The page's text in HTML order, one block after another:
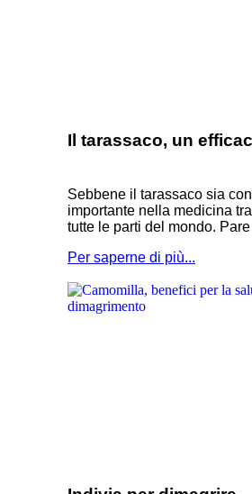
Il tarassaco, un
Sebbene il tarassaco sia
importante nella medicina
tutte le parti del mondo.
Per saperne di più...